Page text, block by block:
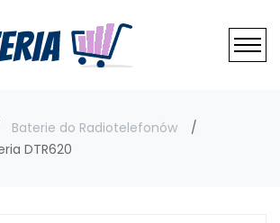
Baterie do Radiotelefonów
DTR620